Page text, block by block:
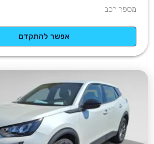
מספר רכב
אפשר להתקדם